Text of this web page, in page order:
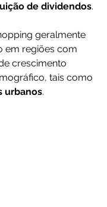
de dividendos.
geralmente
em regiões com
crescimento
tais como
urbanos.